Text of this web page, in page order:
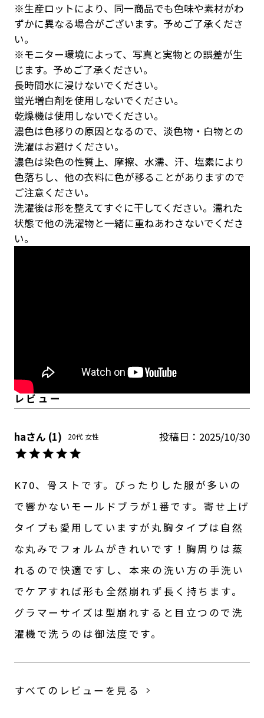
※生産ロットにより、同一商品でも色味や素材がわ
ずかに異なる場合がございます。予めご了承くださ
い。
※モニター環境によって、写真と実物との誤差が生
じます。予めご了承ください。
長時間水に浸けないでください。
蛍光増白剤を使用しないでください。
乾燥機は使用しないでください。
濃色は色移りの原因となるので、淡色物・白物との
洗濯はお避けください。
濃色は染色の性質上、摩擦、水濡、汗、塩素により
色落ちし、他の衣料に色が移ることがありますので
ご注意ください。
洗濯後は形を整えてすぐに干してください。濡れた
状態で他の洗濯物と一緒に重ねあわさないでくださ
い。
ha 1 20代 女性 投稿日 2025/10/30
K70、骨ストです。ぴったりした服が多いの
で響かないモールドブラが1番です。寄せ上げ
タイプも愛用していますが丸胸タイプは自然
な丸みでフォルムがきれいです！胸周りは蒸
れるので快適ですし、本来の洗い方の手洗い
でケアすれば形も全然崩れず長く持ちます。
グラマーサイズは型崩れすると目立つので洗
濯機で洗うのは御法度です。
すべてのレビューを見る